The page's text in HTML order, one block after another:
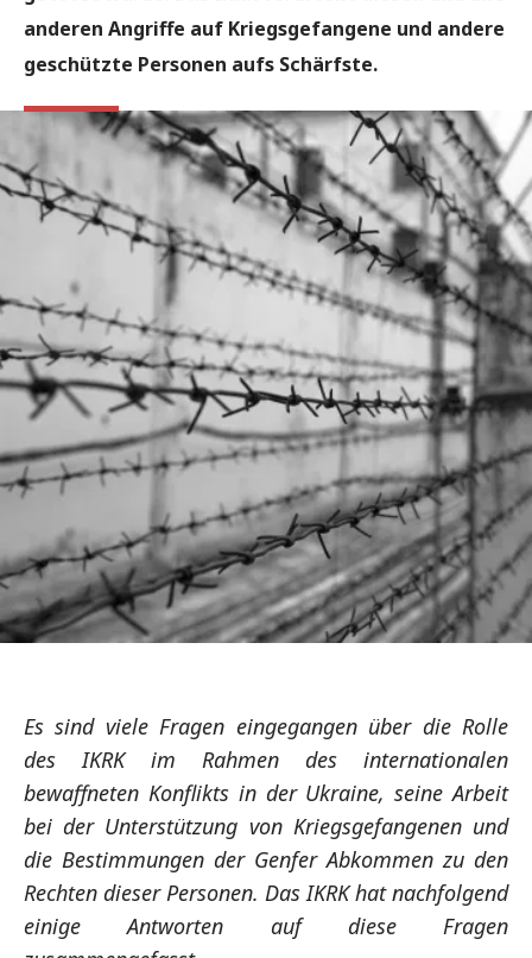
anderen Angriffe auf Kriegsgefangene und andere
geschützte Personen aufs Schärfste.
Es sind viele Fragen eingegangen über die Rolle
des IKRK im Rahmen des internationalen
bewaffneten Konflikts in der Ukraine, seine Arbeit
bei der Unterstützung von Kriegsgefangenen und
die Bestimmungen der Genfer Abkommen zu den
Rechten dieser Personen. Das IKRK hat nachfolgend
einige Antworten auf diese Fragen